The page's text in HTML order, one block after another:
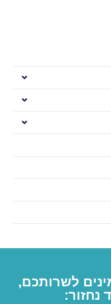
לשרותכם,
נחזור: